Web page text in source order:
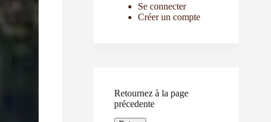
Se connecter
Créer un compte
Retournez à la page
précedente